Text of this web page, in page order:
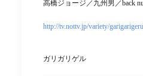
高橋ジョージ／九州男／back
http://tv.nottv.jp/variety/
ガリガリゲル